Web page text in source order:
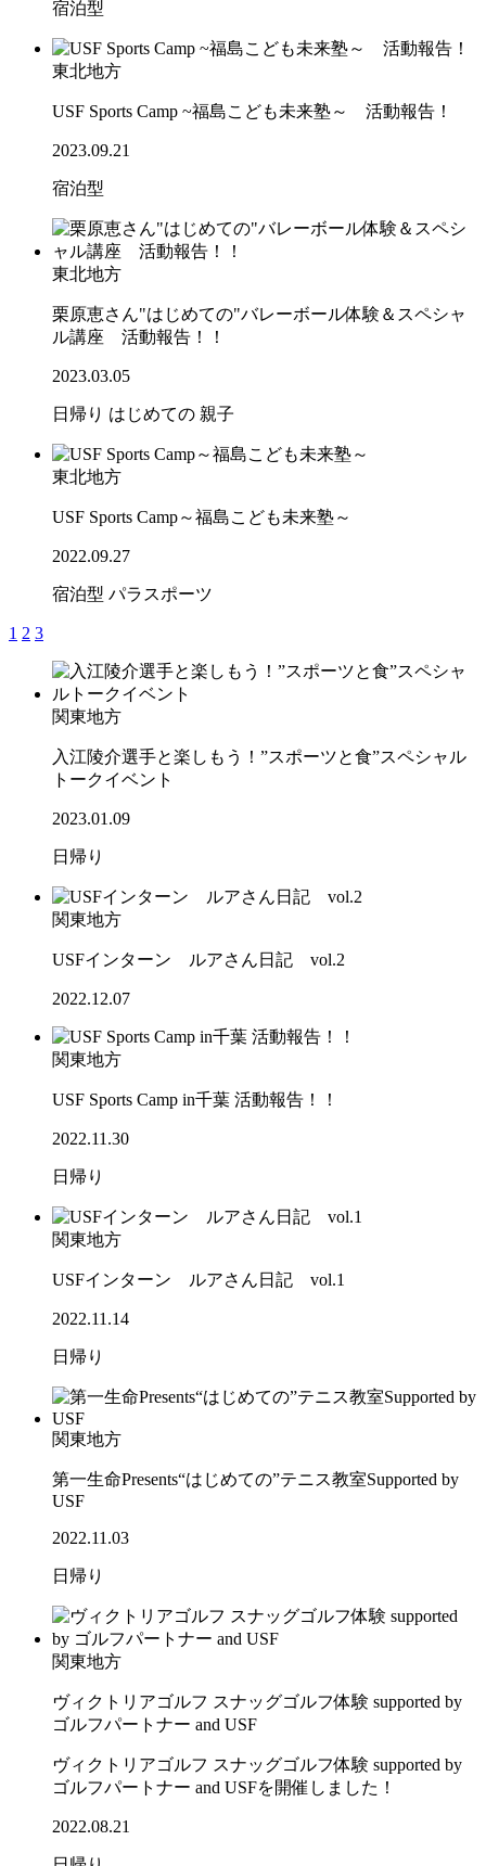
宿泊型
東北地方
USF Sports Camp ~福島こども未来塾～ 活動報告！
2023.09.21
宿泊型
東北地方
栗原恵さん"はじめての"バレーボール体験＆スペシャ
ル講座 活動報告！！
2023.03.05
日帰り はじめての 親子
東北地方
USF Sports Camp～福島こども未来塾～
2022.09.27
宿泊型 パラスポーツ
1 2 3
関東地方
入江陵介選手と楽しもう！”スポーツと食”スペシャル
トークイベント
2023.01.09
日帰り
関東地方
USFインターン ルアさん日記 vol.2
2022.12.07
関東地方
USF Sports Camp in千葉 活動報告！！
2022.11.30
日帰り
関東地方
USFインターン ルアさん日記 vol.1
2022.11.14
日帰り
関東地方
第一生命Presents“はじめての”テニス教室Supported by
USF
2022.11.03
日帰り
関東地方
ヴィクトリアゴルフ スナッグゴルフ体験 supported by
ゴルフパートナー and USF
ヴィクトリアゴルフ スナッグゴルフ体験 supported by
ゴルフパートナー and USFを開催しました！
2022.08.21